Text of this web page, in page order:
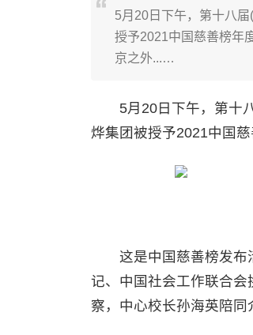
5月20日下午，第十八
授予2021中国慈善榜年
京之外...…
5月20日下午，第十八
烨集团被授予2021中国
这是中国慈善榜发布活
记、中国社会工作联合
察，中心校长孙海英陪同